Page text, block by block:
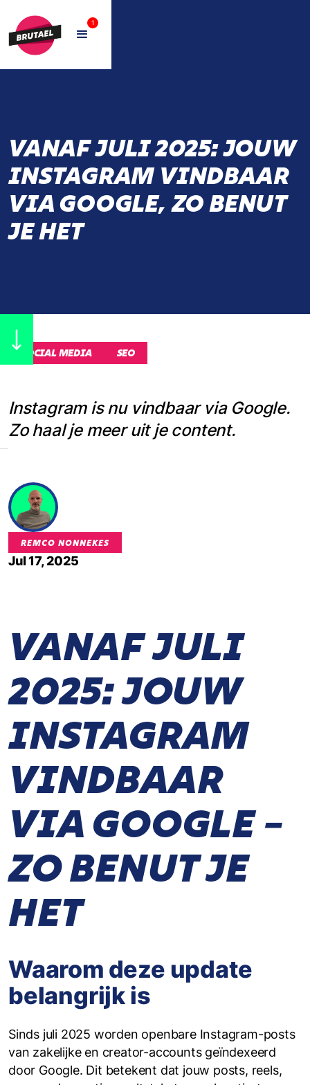
1
VANAF JULI 2025: JOUW
INSTAGRAM VINDBAAR
VIA GOOGLE, ZO BENUT
JE HET
SOCIAL MEDIA SEO
Instagram is nu vindbaar via Google.
Zo haal je meer uit je content.
REMCO NONNEKES
Jul 17, 2025
VANAF JULI
2025: JOUW
INSTAGRAM
VINDBAAR
VIA GOOGLE –
ZO BENUT JE
HET
Waarom deze update
belangrijk is
Sinds juli 2025 worden openbare Instagram-posts
van zakelijke en creator-accounts geïndexeerd
door Google. Dit betekent dat jouw posts, reels,